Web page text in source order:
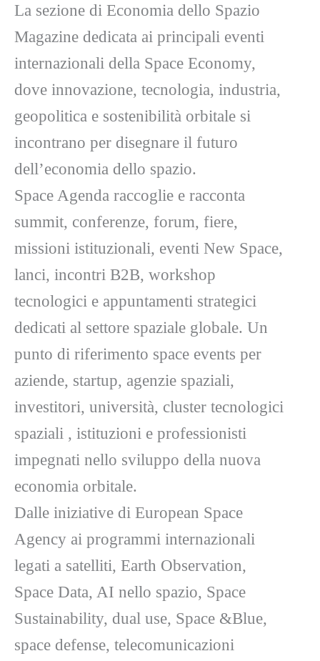
La sezione di Economia dello Spazio
Magazine dedicata ai principali eventi
internazionali della Space Economy,
dove innovazione, tecnologia, industria,
geopolitica e sostenibilità orbitale si
incontrano per disegnare il futuro
dell’economia dello spazio.
Space Agenda raccoglie e racconta
summit, conferenze, forum, fiere,
missioni istituzionali, eventi New Space,
lanci, incontri B2B, workshop
tecnologici e appuntamenti strategici
dedicati al settore spaziale globale. Un
punto di riferimento space events per
aziende, startup, agenzie spaziali,
investitori, università, cluster tecnologici
spaziali , istituzioni e professionisti
impegnati nello sviluppo della nuova
economia orbitale.
Dalle iniziative di European Space
Agency ai programmi internazionali
legati a satelliti, Earth Observation,
Space Data, AI nello spazio, Space
Sustainability, dual use, Space &Blue,
space defense, telecomunicazioni